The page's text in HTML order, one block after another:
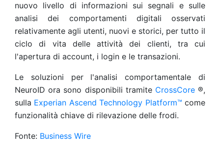
nuovo livello di informazioni sui segnali e sulle
analisi dei comportamenti digitali osservati
relativamente agli utenti, nuovi e storici, per tutto il
ciclo di vita delle attività dei clienti, tra cui
l'apertura di account, i login e le transazioni.
Le soluzioni per l'analisi comportamentale di
NeuroID ora sono disponibili tramite CrossCore®,
sulla Experian Ascend Technology Platform™ come
funzionalità chiave di rilevazione delle frodi.
Fonte: Business Wire